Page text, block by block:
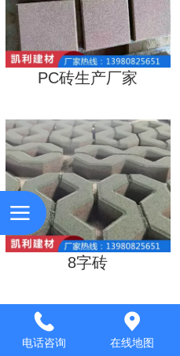
PC砖生产厂家
8字砖
电话咨询 在线地图